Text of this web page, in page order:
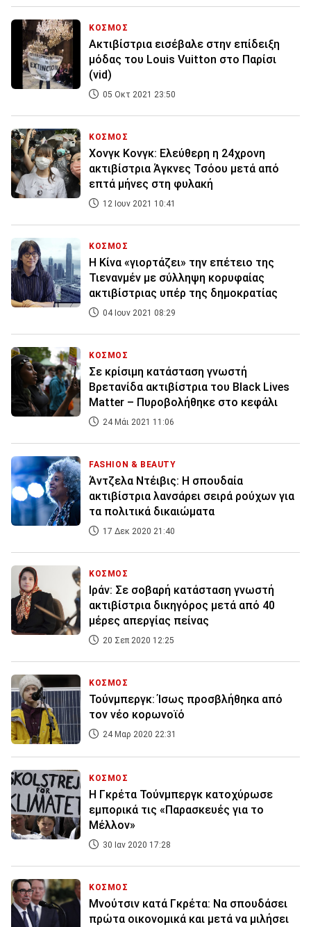
ΚΟΣΜΟΣ
Ακτιβίστρια εισέβαλε στην επίδειξη
μόδας του Louis Vuitton στο Παρίσι
(vid)
05 Οκτ 2021 23:50
ΚΟΣΜΟΣ
Χονγκ Κονγκ: Ελεύθερη η 24χρονη
ακτιβίστρια Άγκνες Τσόου μετά από
επτά μήνες στη φυλακή
12 Ιουν 2021 10:41
ΚΟΣΜΟΣ
Η Κίνα «γιορτάζει» την επέτειο της
Τιενανμέν με σύλληψη κορυφαίας
ακτιβίστριας υπέρ της δημοκρατίας
04 Ιουν 2021 08:29
ΚΟΣΜΟΣ
Σε κρίσιμη κατάσταση γνωστή
Βρετανίδα ακτιβίστρια του Black Lives
Matter – Πυροβολήθηκε στο κεφάλι
24 Μάι 2021 11:06
FASHION & BEAUTY
Άντζελα Ντέιβις: Η σπουδαία
ακτιβίστρια λανσάρει σειρά ρούχων για
τα πολιτικά δικαιώματα
17 Δεκ 2020 21:40
ΚΟΣΜΟΣ
Ιράν: Σε σοβαρή κατάσταση γνωστή
ακτιβίστρια δικηγόρος μετά από 40
μέρες απεργίας πείνας
20 Σεπ 2020 12:25
ΚΟΣΜΟΣ
Τούνμπεργκ: Ίσως προσβλήθηκα από
τον νέο κορωνοϊό
24 Μαρ 2020 22:31
ΚΟΣΜΟΣ
Η Γκρέτα Τούνμπεργκ κατοχύρωσε
εμπορικά τις «Παρασκευές για το
Μέλλον»
30 Ιαν 2020 17:28
ΚΟΣΜΟΣ
Μνούτσιν κατά Γκρέτα: Να σπουδάσει
πρώτα οικονομικά και μετά να μιλήσει